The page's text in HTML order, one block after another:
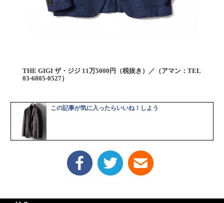
THE GIGI ザ・ジジ 11万5000円（税抜き）／（アマン：TEL
03-6805-0527）
この記事が気に入ったらいいね！しよう